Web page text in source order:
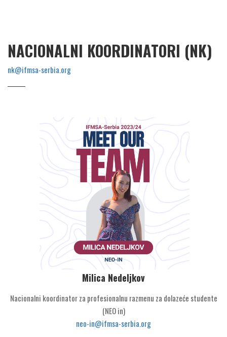
NACIONALNI KOORDINATORI (NK)
nk@ifmsa-serbia.org
Milica Nedeljkov
Nacionalni koordinator za profesionalnu razmenu za dolazeće studente
(NEO in)
neo-in@ifmsa-serbia.org